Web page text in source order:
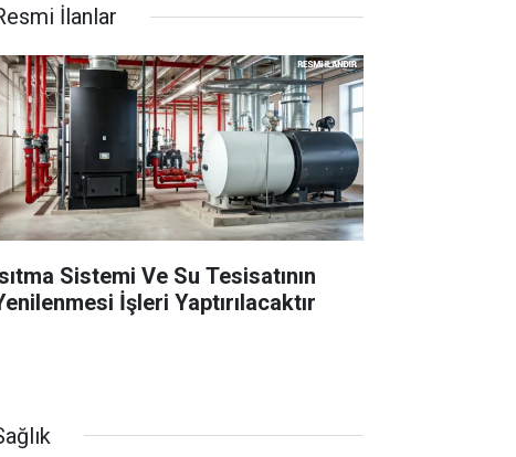
İlanlar
Sistemi Ve Su Tesisatının
İşleri Yaptırılacaktır